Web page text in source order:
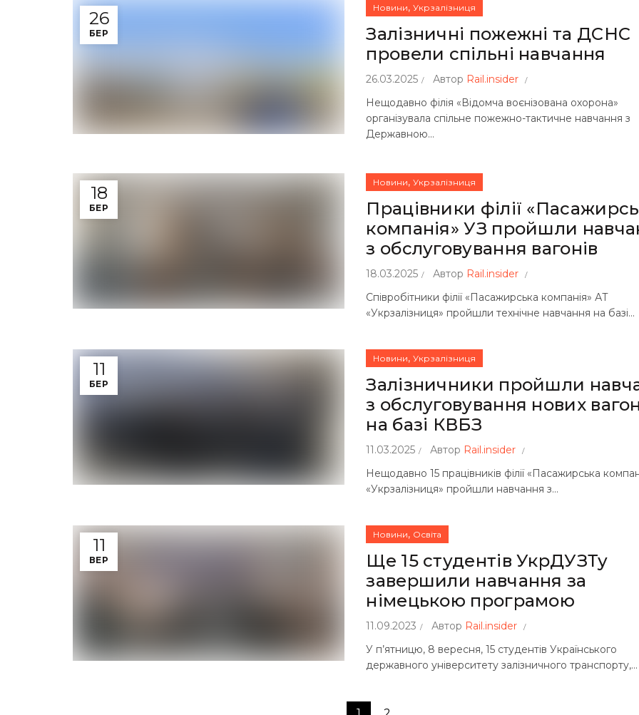
26
БЕР
Новини,Укрзалізниця
Залізничні пожежні та ДСНС
провели спільні навчання
26.03.2025 Автор Rail.insider
Нещодавно філія «Відомча воєнізована охорона»
організувала спільне пожежно-тактичне навчання з
Державною...
18
БЕР
Новини,Укрзалізниця
Працівники філії
компанія» УЗ пройшли
з обслуговування вагонів
18.03.2025 Автор Rail.insider
Співробітники філії «Пасажирська компанія» АТ
«Укрзалізниця» пройшли технічне навчання на базі...
11
БЕР
Новини,Укрзалізниця
Залізничники пройшли
з обслуговування нових
на базі КВБЗ
11.03.2025 Автор Rail.insider
Нещодавно 15 працівників філії «Пасажирська
«Укрзалізниця» пройшли навчання з...
11
ВЕР
Новини, Освіта
Ще 15 студентів УкрДУЗТу
завершили навчання за
німецькою програмою
11.09.2023 Автор Rail.insider
У п’ятницю, 8 вересня, 15 студентів Українського
державного університету залізничного транспорту,...